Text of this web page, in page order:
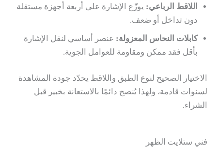
اللاقط الرباعي: يوزّع الإشارة على أربعة أجهزة مستقلة
دون تداخل أو ضعف.
كابلات النحاس المعزولة: عنصر أساسي لنقل الإشارة
بأقل فقد ممكن ومقاومة للعوامل الجوية.
الاختيار الصحيح لنوع الطبق واللاقط يحدّد جودة المشاهدة
لسنوات قادمة، ولهذا يُنصح دائمًا بالاستعانة بخبير قبل
الشراء.
فني ستلايت الظهر